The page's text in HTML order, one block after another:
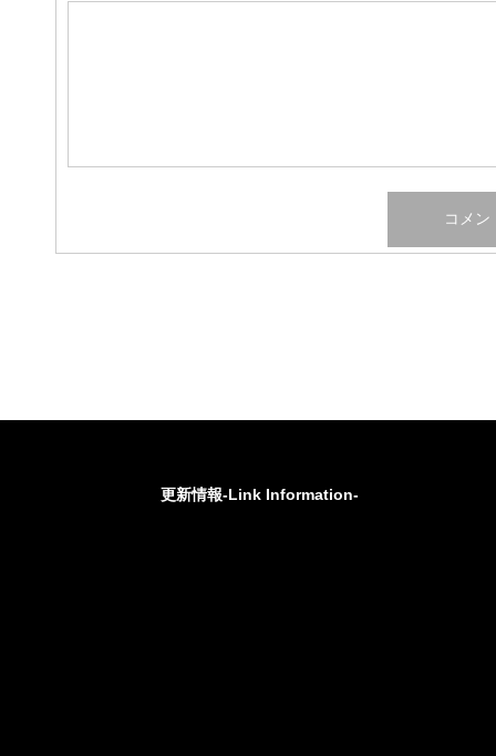
更新情報-Link Information-